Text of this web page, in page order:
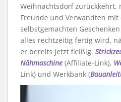
Weihnachtsdorf zurückkehrt,
Freunde und Verwandten mit
selbstgemachten
alles rechtzeitig fertig wird,
er bereits jetzt fleißig.
Nähmaschine (Affiliate-Link),
Link) und Werkbank (